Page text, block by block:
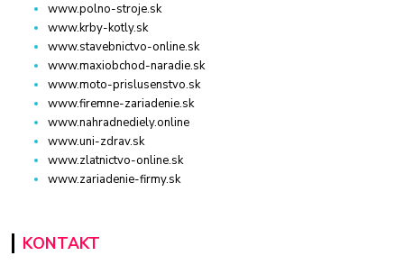
www.polno-stroje.sk
www.krby-kotly.sk
www.stavebnictvo-online.sk
www.maxiobchod-naradie.sk
www.moto-prislusenstvo.sk
www.firemne-zariadenie.sk
www.nahradnediely.online
www.uni-zdrav.sk
www.zlatnictvo-online.sk
www.zariadenie-firmy.sk
KONTAKT